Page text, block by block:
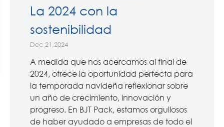
La 2024 con la
sostenibilidad
Dec 21,2024
A medida que nos acercamos al final de
2024, ofrece la oportunidad perfecta para
la temporada navideña reflexionar sobre
un año de crecimiento, innovación y
progreso. En BJT Pack, estamos orgullosos
de haber ayudado a empresas de todo el